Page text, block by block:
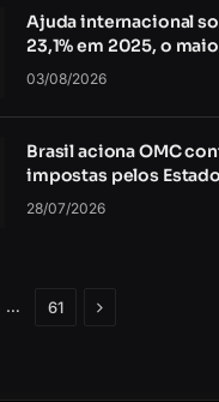
Ajuda internacional
23,1% em 2025, o
03/08/2026
Brasil aciona OMC
impostas pelos
28/07/2026
… 61 Próximo